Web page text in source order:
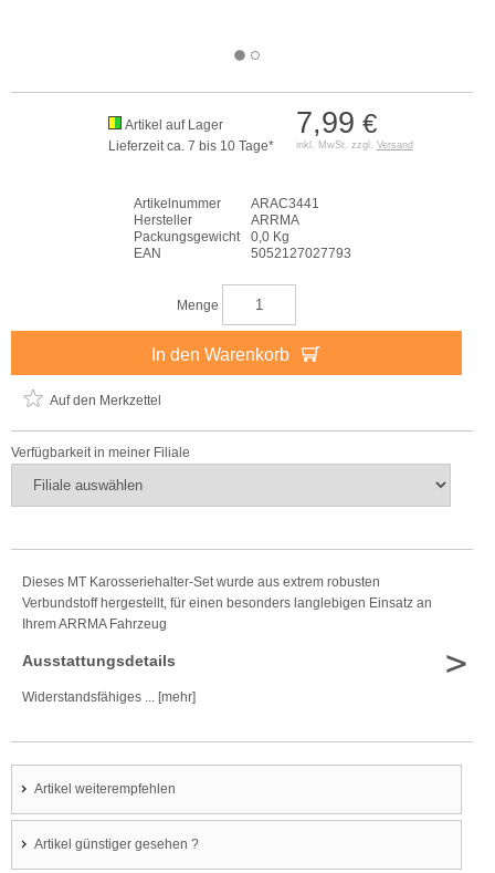
7,99 €
inkl. MwSt. zzgl. Versand
Artikel auf Lager
Lieferzeit ca. 7 bis 10 Tage*
Artikelnummer
ARAC3441
Hersteller
ARRMA
Packungsgewicht
0,0 Kg
EAN
5052127027793
Menge
In den Warenkorb
Auf den Merkzettel
Verfügbarkeit in meiner Filiale
Dieses MT Karosseriehalter-Set wurde aus extrem robusten
Verbundstoff hergestellt, für einen besonders langlebigen Einsatz an
Ihrem ARRMA Fahrzeug
Ausstattungsdetails
Widerstandsfähiges ... [mehr]
>
Artikel weiterempfehlen
Artikel günstiger gesehen ?